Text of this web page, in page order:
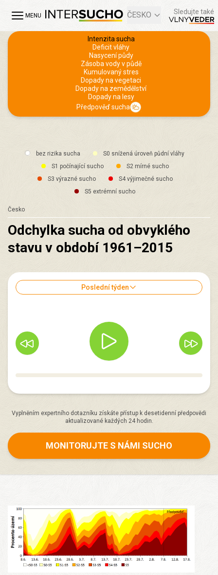
MENU ČESKO Sledujte také
Intenzita sucha
Deficit vláhy
Nasycení půdy
Zásoba vody v půdě
Kumulovaný stres
Dopady na vegetaci
Dopady na zemědělství
Dopady na lesy
Předpověď sucha
bez rizika sucha
S0 snížená úroveň půdní vláhy
S1 počínající sucho
S2 mírné sucho
S3 výrazné sucho
S4 výjimečné sucho
S5 extrémní sucho
Česko
Odchylka sucha od obvyklého
stavu v období 1961–2015
Poslední týden
Vyplněním expertního dotazníku získáte přístup k desetidenní předpovědi
aktualizované každých 24 hodin.
MONITORUJTE S NÁMI SUCHO